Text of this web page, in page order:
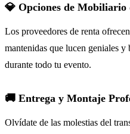
💎 Opciones de Mobiliario
Los proveedores de renta
mantenidas que lucen geniales
durante todo tu evento.
🚚 Entrega y Montaje
Olvídate de las molestias del